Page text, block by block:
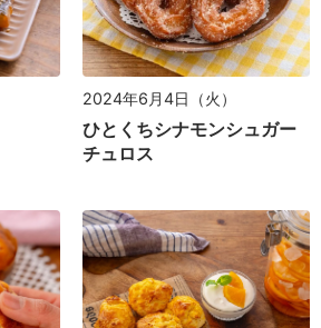
2024年6月4日（火）
ひとくちシナモンシュガー
チュロス